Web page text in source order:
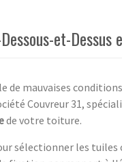
et-
de mauvaises
Couvreur 31,
de votre toiture.
sélectionner les